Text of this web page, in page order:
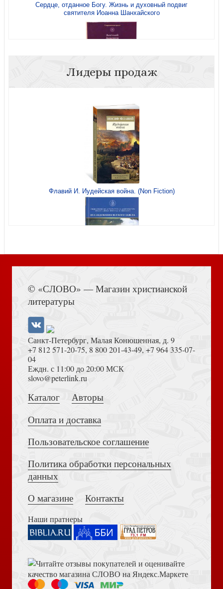
Святое Крещение
Смиренный сердцем. Жизнь и духовный подвиг
святителя Нектария Эгинского
Сердце, отданное Богу. Жизнь и духовный подвиг
святителя Иоанна Шанхайского
Суд над Иисусом Христом.: Богословский и
Туринская плащаница. Свидетельства евангелистов и
Сердце, отданное Богу. Жизнь и духовный подвиг
святителя Иоанна Шанхайского
Помоги сыну моему: Повесть
Утешение скорбящим о смерти близких (Сретенский
монастырь)
Источник добродетелей. О молитве келейной и
Акафист святой великомученице Варваре. (Сретенский)
Люди встречаются, люди влюбляются, женятся...
Старец Герман Ставровунийский
Лидеры продаж
Флавий И. Иудейская война. (Non Fiction)
Достоевский Ф.М. Сила и правда России (2024)
Толкование на Апокалипсис (Тихоний Африканский)
е изд., перераб., и доп., синий бумвинил)
© «СЛОВО» — Магазин христианской
литературы
Санкт-Петербург, Малая Конюшенная, д. 9
+7 812 571-20-75, 8 800 201-43-49, +7 964 335-07-
04
Еждн. с 11:00 до 20:00 МСК
slovo@peterlink.ru
Каталог
Авторы
Оплата и доставка
Пользовательское соглашение
Политика обработки персональных
данных
О магазине
Контакты
Наши пратнеры